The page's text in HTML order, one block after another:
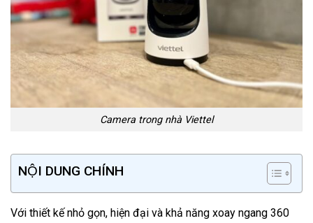
Camera trong nhà Viettel
NỘI DUNG CHÍNH
Với thiết kế nhỏ gọn, hiện đại và khả năng xoay ngang 360